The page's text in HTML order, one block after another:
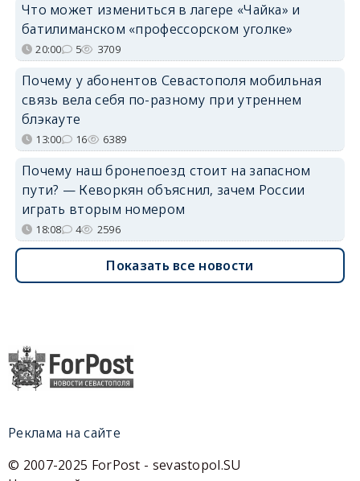
Что может измениться в лагере «Чайка» и
батилиманском «профессорском уголке»
20:00 5 3709
Почему у абонентов Севастополя мобильная
связь вела себя по-разному при утреннем
блэкауте
13:00 16 6389
Почему наш бронепоезд стоит на запасном
пути? — Кеворкян объяснил, зачем России
играть вторым номером
18:08 4 2596
Показать все новости
Реклама на сайте
© 2007-2025 ForPost - sevastopol.SU